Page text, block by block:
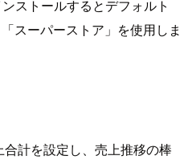
ストールするとデフォルト
スーパーストア」を使用しま
計を設定し、売上推移の棒